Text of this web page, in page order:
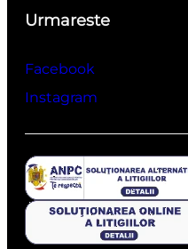
Urmareste
Facebook
Instagram